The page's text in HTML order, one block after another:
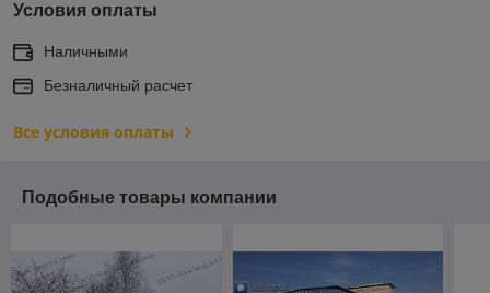
Условия оплаты
Наличными
Безналичный расчет
Все условия оплаты
Подобные товары компании